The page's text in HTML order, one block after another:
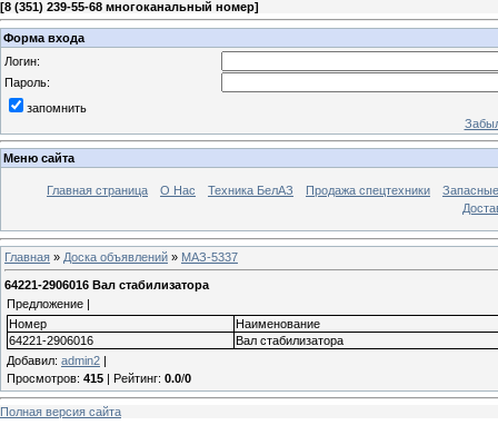
[8 (351) 239-55-68 многоканальный номер]
Форма входа
Логин:
Пароль:
запомнить
Меню сайта
Главная страница О Нас Техника БелАЗ Продажа спецтехники
Главная » Доска объявлений » МАЗ-5337
64221-2906016 Вал стабилизатора
Предложение |
Номер
Наименование
64221-2906016
Вал стабилизатора
Добавил: admin2 |
Просмотров: 415 | Рейтинг: 0.0/0
Полная версия сайта